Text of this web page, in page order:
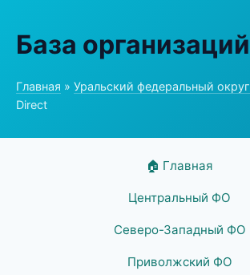
База организаций
Главная » Уральский федеральный округ
Direct
🏠 Главная
Центральный ФО
Северо-Западный ФО
Приволжский ФО